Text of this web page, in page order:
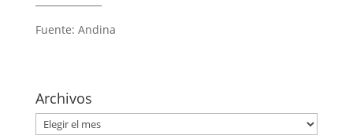
Fuente: Andina
Archivos
Archivos